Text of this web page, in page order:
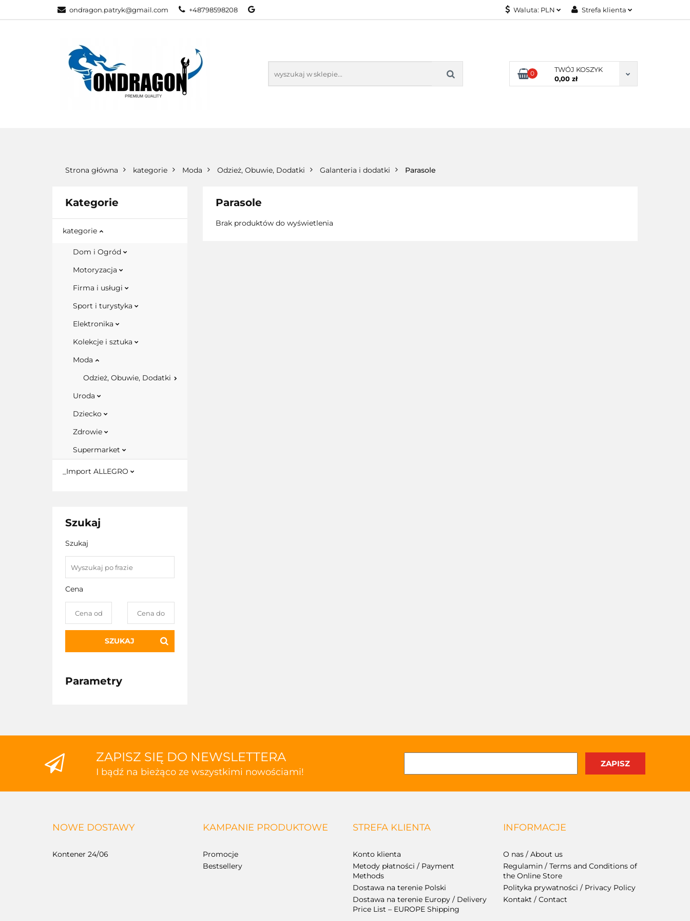
ondragon.patryk@gmail.com +48798598208 Waluta: PLN Strefa klienta
Dodaj zgłoszenie
Zgody cookies
0
TWÓJ KOSZYK
0,00 zł
KATEGORIE NOWOŚCI KONTAKT
Strona główna kategorie Moda Odzież, Obuwie, Dodatki Galanteria i dodatki Parasole
Kategorie
kategorie
Dom i Ogród
Motoryzacja
Firma i usługi
Sport i turystyka
Elektronika
Kolekcje i sztuka
Moda
Odzież, Obuwie, Dodatki
Uroda
Dziecko
Zdrowie
Supermarket
_Import ALLEGRO
Szukaj
Szukaj
Cena
SZUKAJ
Parametry
Parasole
Brak produktów do wyświetlenia
ZAPISZ SIĘ DO NEWSLETTERA
I bądź na bieżąco ze wszystkimi nowościami!
NOWE DOSTAWY
Kontener 24/06
KAMPANIE PRODUKTOWE
Promocje
Bestsellery
STREFA KLIENTA
Konto klienta
Metody płatności / Payment
Methods
Dostawa na terenie Polski
Dostawa na terenie Europy / Delivery
Price List – EUROPE Shipping
INFORMACJE
O nas / About us
Regulamin / Terms and Conditions of
the Online Store
Polityka prywatności / Privacy Policy
Kontakt / Contact